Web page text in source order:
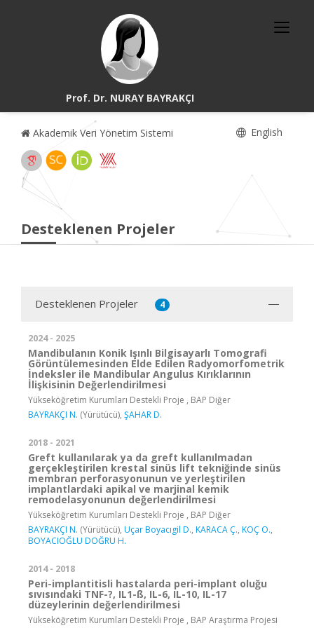
Prof. Dr. NURAY BAYRAKÇI
Akademik Veri Yönetim Sistemi English
Desteklenen Projeler
Desteklenen Projeler 4
2024 - 2025
Mandibulanın Konik Işınlı Bilgisayarlı Tomografi
Görüntülemesinden Elde Edilen Radyomorfometrik
İndeksler ile Mandibular Angulus Kırıklarının
İlişkisinin Değerlendirilmesi
Yükseköğretim Kurumları Destekli Proje , BAP Diğer
BAYRAKÇI N. (Yürütücü), ŞAHAR D.
2018 - 2021
Greft kullanılarak ya da greft kullanılmadan
gerçekleştirilen krestal sinüs lift tekniğinde sinüs
membran perforasyonunun ve yerleştirilen
implantlardaki apikal ve marjinal kemik
remodelasyonunun değerlendirilmesi
Yükseköğretim Kurumları Destekli Proje , BAP Diğer
BAYRAKÇI N. (Yürütücü), Uçar Boyacıgil D., KARACA Ç., KOÇ O.,
BOYACIOĞLU DOĞRU H.
2014 - 2018
Peri-implantitisli hastalarda peri-implant oluğu
sıvısındaki TNF-?, IL1-ß, IL-6, IL-10, IL-17
düzeylerinin değerlendirilmesi
Yükseköğretim Kurumları Destekli Proje , BAP Araştırma Projesi